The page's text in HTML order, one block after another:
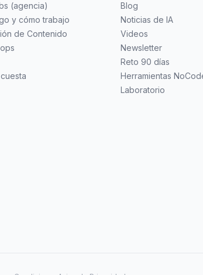
(agencia)
y cómo trabajo
de Contenido
Blog
Noticias de IA
Videos
Newsletter
Reto 90 días
Herramientas
Laboratorio